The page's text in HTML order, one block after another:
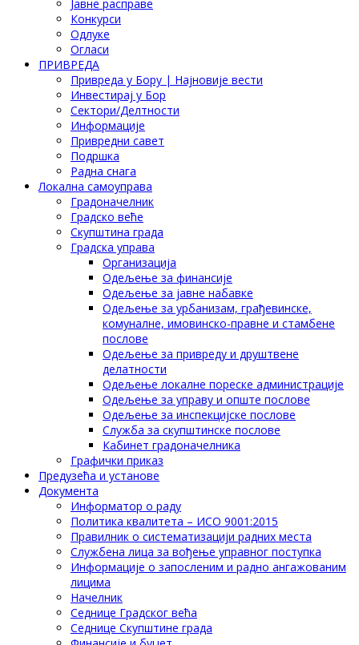
Јавне расправе
Конкурси
Одлуке
Огласи
ПРИВРЕДА
Привреда у Бору | Најновије вести
Инвестирај у Бор
Сектори/Делтности
Информације
Привредни савет
Подршка
Радна снага
Локална самоуправа
Градоначелник
Градско веће
Скупштина града
Градска управа
Организација
Одељење за финансије
Одељење за јавне набавке
Одељење за урбанизам, грађевинске,
комуналне, имовинско-правне и стамбене
послове
Одељење за привреду и друштвене
делатности
Одељење локалне пореске администрације
Одељење за управу и опште послове
Одељење за инспекцијске послове
Служба за скупштинске послове
Кабинет градоначелника
Графички приказ
Предузећа и установе
Документа
Информатор о раду
Политика квалитета – ИСО 9001:2015
Правилник о систематизацији радних места
Службена лица за вођење управног поступка
Информације о запосленим и радно ангажованим
лицима
Начелник
Седнице Градског већа
Седнице Скупштине града